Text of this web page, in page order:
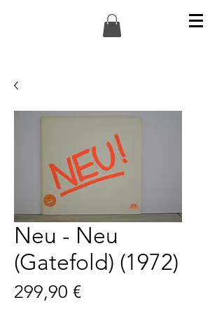
Neu - Neu
(Gatefold) (1972)
299,90 €Preis